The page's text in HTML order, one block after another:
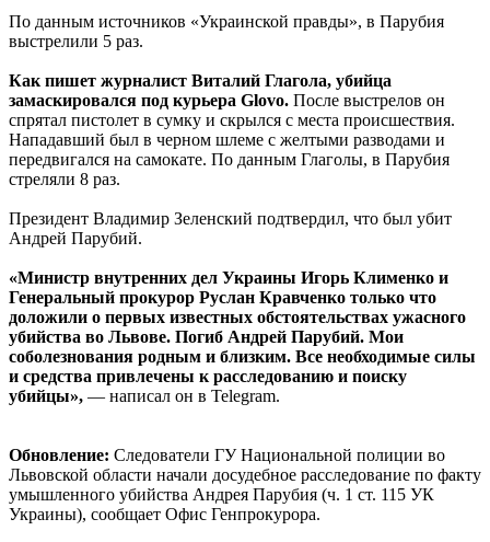
По данным источников «Украинской правды», в Парубия
выстрелили 5 раз.
Как пишет журналист Виталий Глагола, убийца
замаскировался под курьера Glovo. После выстрелов он
спрятал пистолет в сумку и скрылся с места происшествия.
Нападавший был в черном шлеме с желтыми разводами и
передвигался на самокате. По данным Глаголы, в Парубия
стреляли 8 раз.
Президент Владимир Зеленский подтвердил, что был убит
Андрей Парубий.
«Министр внутренних дел Украины Игорь Клименко и
Генеральный прокурор Руслан Кравченко только что
доложили о первых известных обстоятельствах ужасного
убийства во Львове. Погиб Андрей Парубий. Мои
соболезнования родным и близким. Все необходимые силы
и средства привлечены к расследованию и поиску
убийцы», — написал он в Telegram.
Обновление: Следователи ГУ Национальной полиции во
Львовской области начали досудебное расследование по факту
умышленного убийства Андрея Парубия (ч. 1 ст. 115 УК
Украины), сообщает Офис Генпрокурора.